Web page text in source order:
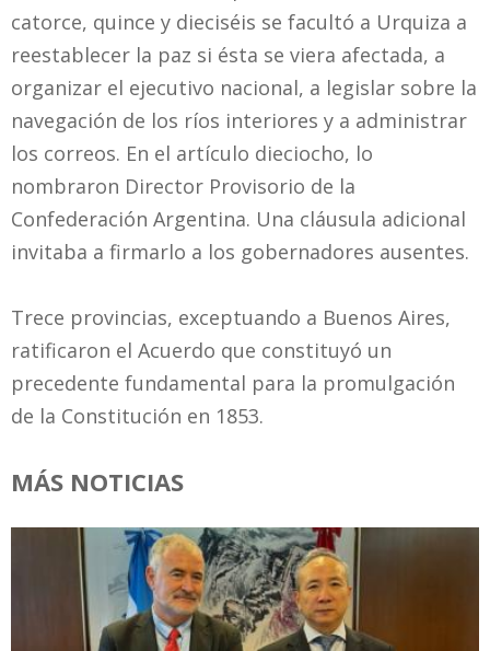
catorce, quince y dieciséis se facultó a Urquiza a
reestablecer la paz si ésta se viera afectada, a
organizar el ejecutivo nacional, a legislar sobre la
navegación de los ríos interiores y a administrar
los correos. En el artículo dieciocho, lo
nombraron Director Provisorio de la
Confederación Argentina. Una cláusula adicional
invitaba a firmarlo a los gobernadores ausentes.
Trece provincias, exceptuando a Buenos Aires,
ratificaron el Acuerdo que constituyó un
precedente fundamental para la promulgación
de la Constitución en 1853.
MÁS NOTICIAS